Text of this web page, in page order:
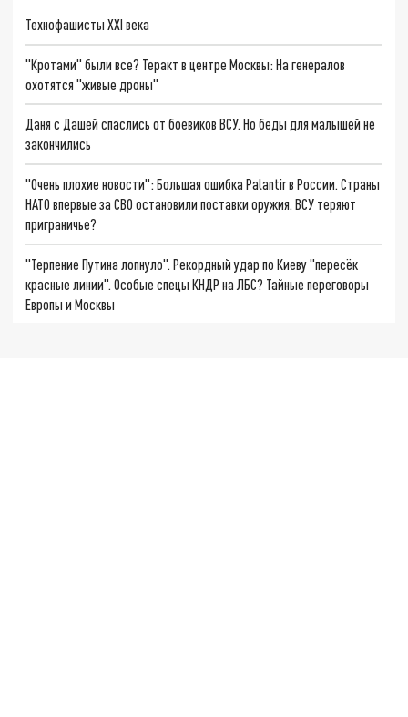
Технофашисты XXI века
"Кротами" были все? Теракт в центре Москвы: На генералов
охотятся "живые дроны"
Даня с Дашей спаслись от боевиков ВСУ. Но беды для малышей не
закончились
"Очень плохие новости": Большая ошибка Palantir в России. Страны
НАТО впервые за СВО остановили поставки оружия. ВСУ теряют
приграничье?
"Терпение Путина лопнуло". Рекордный удар по Киеву "пересёк
красные линии". Особые спецы КНДР на ЛБС? Тайные переговоры
Европы и Москвы